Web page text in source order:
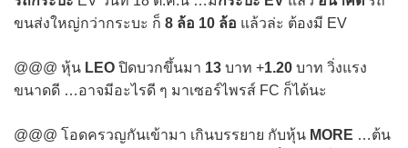
ขนส่งใหญ่กว่ากระบะ ก็ 8 ล้อ 10 ล้อ แล้วล่ะ ต้องมี EV
@@@ หุ้น LEO ปิดบวกขึ้นมา 13 บาท +1.20 บาท วิ่งแรง
ขนาดดี …อาจมีอะไรดี ๆ มาเซอร์ไพรส์ FC ก็ได้นะ
@@@ โอดครวญกันเข้ามา เกินบรรยาย กับหุ้น MORE …ต้น